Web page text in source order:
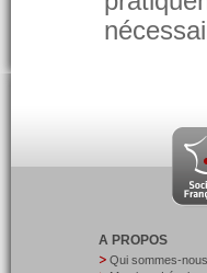
A PROPOS
Qui sommes-